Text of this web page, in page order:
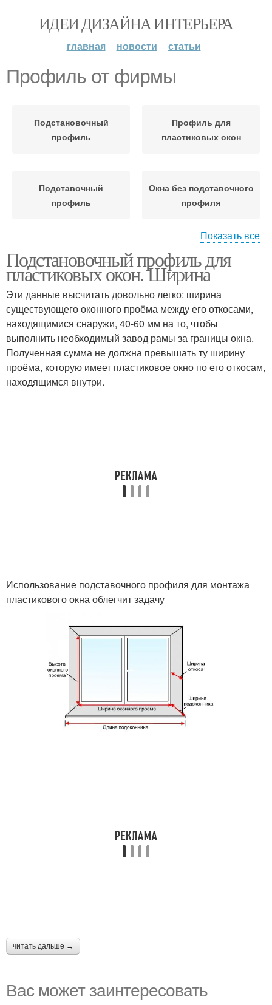
ИДЕИ ДИЗАЙНА ИНТЕРЬЕРА
главная новости статьи
Профиль от фирмы
Подстановочный
профиль
Профиль для
пластиковых окон
Подставочный
профиль
Окна без подставочного
профиля
Оконный профиль
алюминиевых окон
Подставочные профили
Показать все
Подстановочный профиль для
пластиковых окон. Ширина
Эти данные высчитать довольно легко: ширина
существующего оконного проёма между его откосами,
находящимися снаружи, 40-60 мм на то, чтобы
выполнить необходимый завод рамы за границы окна.
Полученная сумма не должна превышать ту ширину
проёма, которую имеет пластиковое окно по его откосам,
находящимся внутри.
Использование подставочного профиля для монтажа
пластикового окна облегчит задачу
читать дальше →
Вас может заинтересовать